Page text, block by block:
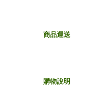
商品運送
購物說明